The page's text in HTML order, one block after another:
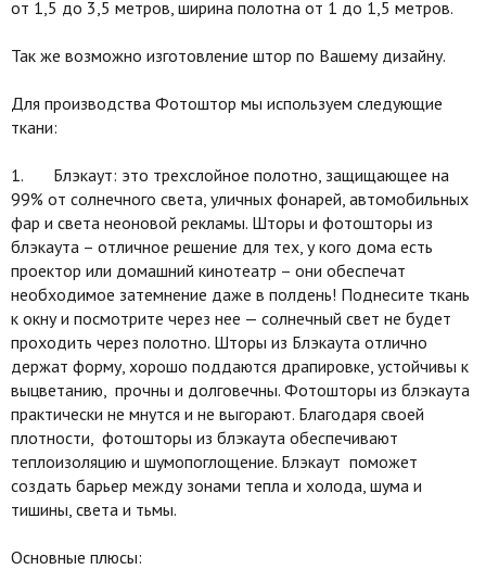
от 1,5 до 3,5 метров, ширина полотна от 1 до 1,5 метров.
Так же возможно изготовление штор по Вашему дизайну.
Для производства Фотоштор мы используем следующие
ткани:
1. Блэкаут: это трехслойное полотно, защищающее на
99% от солнечного света, уличных фонарей, автомобильных
фар и света неоновой рекламы. Шторы и фотошторы из
блэкаута – отличное решение для тех, у кого дома есть
проектор или домашний кинотеатр – они обеспечат
необходимое затемнение даже в полдень! Поднесите ткань
к окну и посмотрите через нее — солнечный свет не будет
проходить через полотно. Шторы из Блэкаута отлично
держат форму, хорошо поддаются драпировке, устойчивы к
выцветанию, прочны и долговечны. Фотошторы из блэкаута
практически не мнутся и не выгорают. Благодаря своей
плотности, фотошторы из блэкаута обеспечивают
теплоизоляцию и шумопоглощение. Блэкаут поможет
создать барьер между зонами тепла и холода, шума и
тишины, света и тьмы.
Основные плюсы: